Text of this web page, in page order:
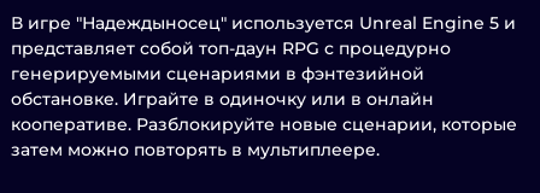
В игре "Надеждыносец" используется Unreal Engine 5 и
представляет собой топ-даун RPG с процедурно
генерируемыми сценариями в фэнтезийной
обстановке. Играйте в одиночку или в онлайн
кооперативе. Разблокируйте новые сценарии, которые
затем можно повторять в мультиплеере.